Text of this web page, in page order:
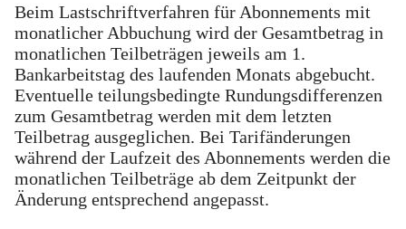
Beim Lastschriftverfahren für Abonnements mit
monatlicher Abbuchung wird der Gesamtbetrag in
monatlichen Teilbeträgen jeweils am 1.
Bankarbeitstag des laufenden Monats abgebucht.
Eventuelle teilungsbedingte Rundungsdifferenzen
zum Gesamtbetrag werden mit dem letzten
Teilbetrag ausgeglichen. Bei Tarifänderungen
während der Laufzeit des Abonnements werden die
monatlichen Teilbeträge ab dem Zeitpunkt der
Änderung entsprechend angepasst.